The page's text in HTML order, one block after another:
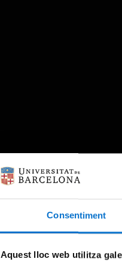
Consentiment
Aquest lloc web utilitza